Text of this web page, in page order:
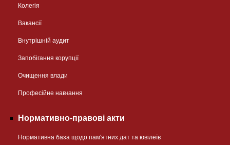
Колегія
Вакансії
Внутрішній аудит
Запобігання корупції
Очищення влади
Професійне навчання
Нормативно-правові акти
Нормативна база щодо пам'ятних дат та ювілеїв